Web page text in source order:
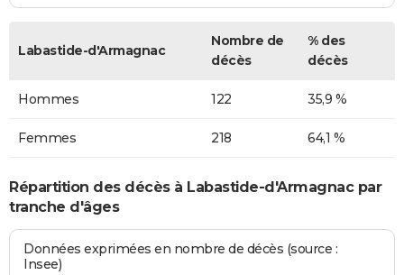
Labastide-d'Armagnac
Nombre de
décès
% des
décès
Hommes 122 35,9 %
Femmes 218 64,1 %
Répartition des décès à Labastide-d'Armagnac par
tranche d'âges
Données exprimées en nombre de décès (source :
Insee)